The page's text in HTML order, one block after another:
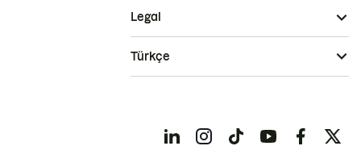
Legal
Türkçe